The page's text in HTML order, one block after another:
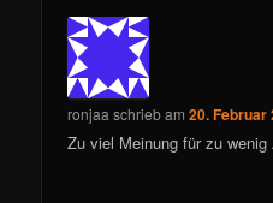
ronjaa schriebam20. Februar
Zu viel Meinung für zu wenig